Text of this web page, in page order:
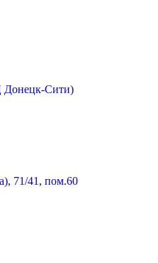
Донецк-Сити)
71/41, пом.60